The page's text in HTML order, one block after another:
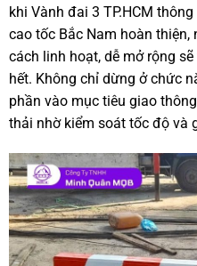
khi Vành đai 3 TP.HCM
cao tốc Bắc Nam hoàn thiện,
cách linh hoạt, dễ mở rộng
hết. Không chỉ dừng ở chức
phần vào mục tiêu giao
thải nhờ kiểm soát tốc độ và